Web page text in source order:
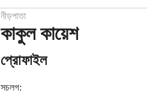
নীড়পাতা
কাকুল কায়েশ
প্রোফাইল
সচলগ: